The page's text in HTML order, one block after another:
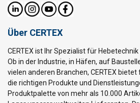
Über CERTEX
CERTEX ist Ihr Spezialist für
Ob in der Industrie, in Häfen, auf
vielen anderen Branchen, CERTEX
die richtigen Produkte und
Produktpalette von mehr als 10.000